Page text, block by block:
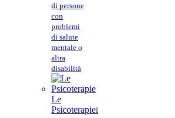
di persone
con
problemi
di salute
mentale o
altra
disabilità
Le
PsicoterapieI